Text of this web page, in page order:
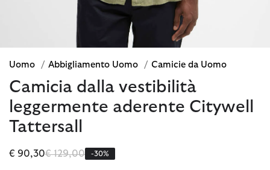
Uomo / Abbigliamento Uomo / Camicie da Uomo
Camicia dalla vestibilità
leggermente aderente Citywell
Tattersall
€ 90,30Prezzo ridotto da
€ 129,00a -30%